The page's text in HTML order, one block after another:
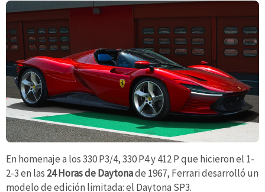
En homenaje a los 330 P3/4, 330 P4 y 412 P que hicieron el 1-
2-3 en las 24 Horas de Daytonade 1967, Ferrari desarrolló un
modelo de edición limitada: el Daytona SP3.